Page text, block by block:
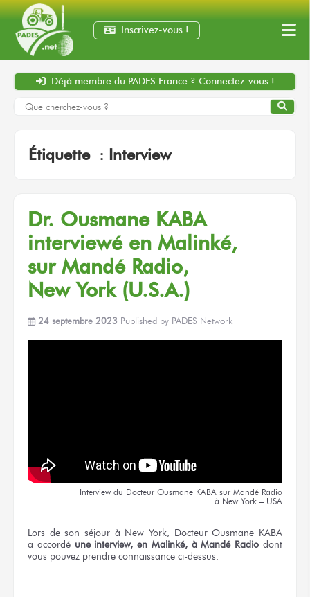
Inscrivez-vous !
Déjà membre du PADES France ? Connectez-vous !
Étiquette : Interview
Dr. Ousmane KABA
interviewé en Malinké,
sur MandéRadio,
New York (U.S.A.)
24 septembre 2023 Published by PADES Network
Interview du Docteur Ousmane KABA sur Mandé Radio
à New York – USA
Lors de son séjour à New York, DocteurOusmane KABA
a accordé une interview, en Malinké, à Mandé Radio dont
vous pouvez prendre connaissance ci-dessus.